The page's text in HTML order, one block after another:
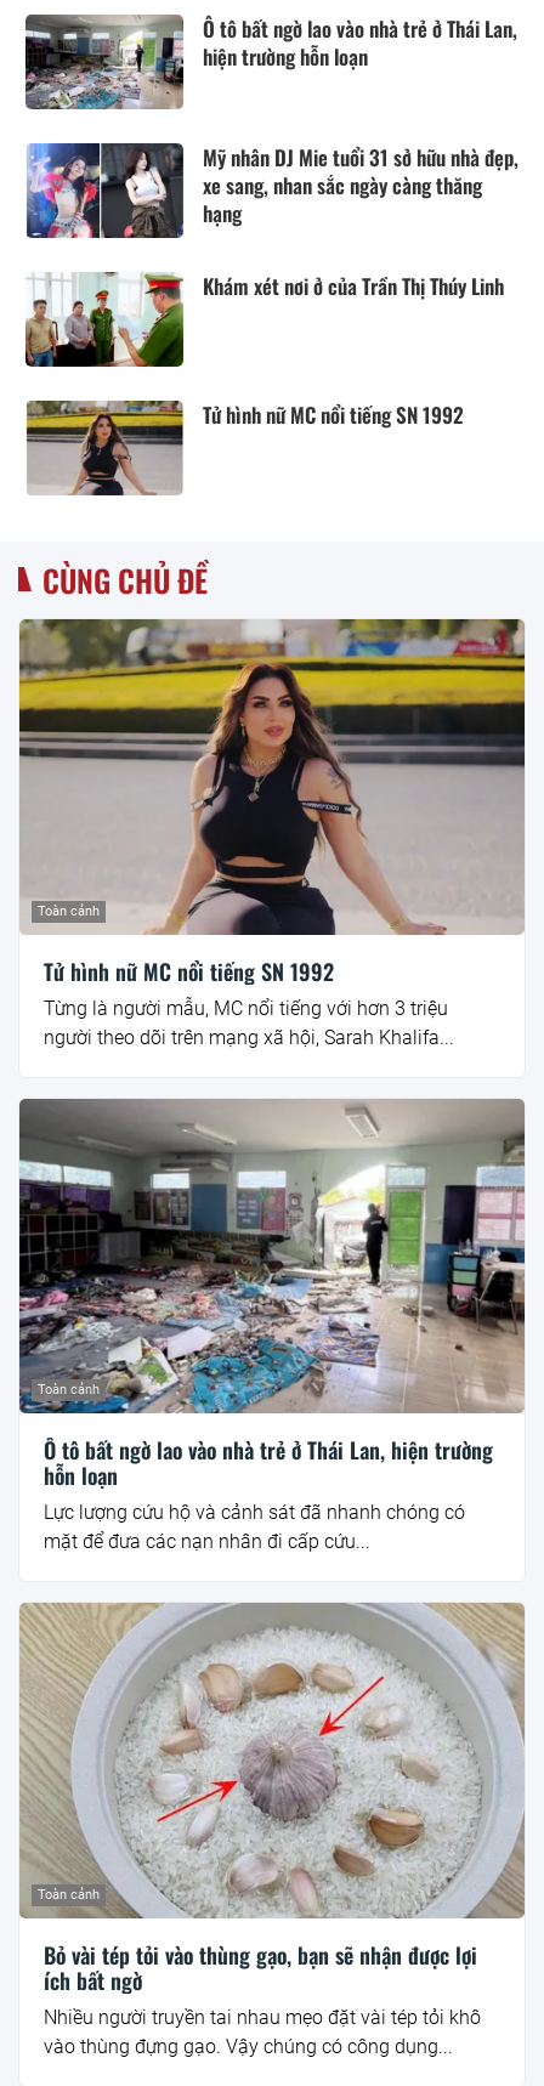
Ô tô bất ngờ lao vào nhà trẻ ở Thái Lan,
hiện trường hỗn loạn
Mỹ nhân DJ Mie tuổi 31 sở hữu nhà đẹp,
xe sang, nhan sắc ngày càng thăng
hạng
Khám xét nơi ở của Trần Thị Thúy Linh
Tử hình nữ MC nổi tiếng SN 1992
CÙNG CHỦ ĐỀ
Toàn cảnh
Tử hình nữ MC nổi tiếng SN 1992
Từng là người mẫu, MC nổi tiếng với hơn 3 triệu
người theo dõi trên mạng xã hội, Sarah Khalifa...
Toàn cảnh
Ô tô bất ngờ lao vào nhà trẻ ở Thái Lan, hiện trường
hỗn loạn
Lực lượng cứu hộ và cảnh sát đã nhanh chóng có
mặt để đưa các nạn nhân đi cấp cứu...
Toàn cảnh
Bỏ vài tép tỏi vào thùng gạo, bạn sẽ nhận được lợi
ích bất ngờ
Nhiều người truyền tai nhau mẹo đặt vài tép tỏi khô
vào thùng đựng gạo. Vậy chúng có công dụng...